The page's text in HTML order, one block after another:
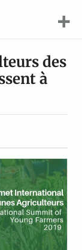
des
à